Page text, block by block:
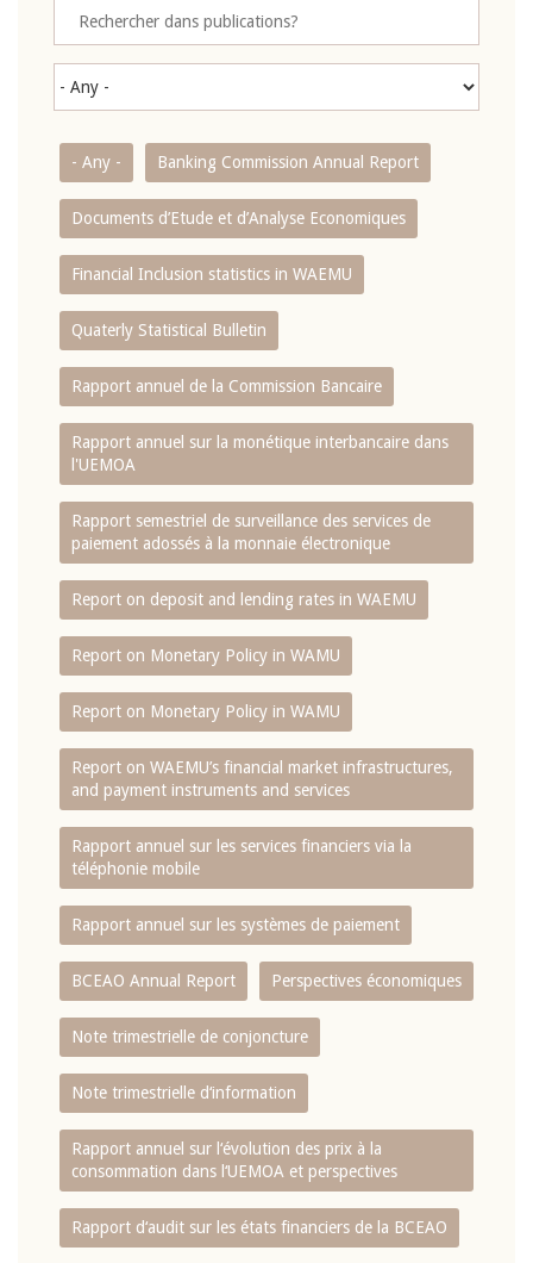
- Any - Banking Commission Annual Report
Documents d’Etude et d’Analyse Economiques
Financial Inclusion statistics in WAEMU
Quaterly Statistical Bulletin
Rapport annuel de la Commission Bancaire
Rapport annuel sur la monétique interbancaire dans
l'UEMOA
Rapport semestriel de surveillance des services de
paiement adossés à la monnaie électronique
Report on deposit and lending rates in WAEMU
Report on Monetary Policy in WAMU
Report on Monetary Policy in WAMU
Report on WAEMU’s financial market infrastructures,
and payment instruments and services
Rapport annuel sur les services financiers via la
téléphonie mobile
Rapport annuel sur les systèmes de paiement
BCEAO Annual Report Perspectives économiques
Note trimestrielle de conjoncture
Note trimestrielle d‘information
Rapport annuel sur l‘évolution des prix à la
consommation dans l‘UEMOA et perspectives
Rapport d‘audit sur les états financiers de la BCEAO